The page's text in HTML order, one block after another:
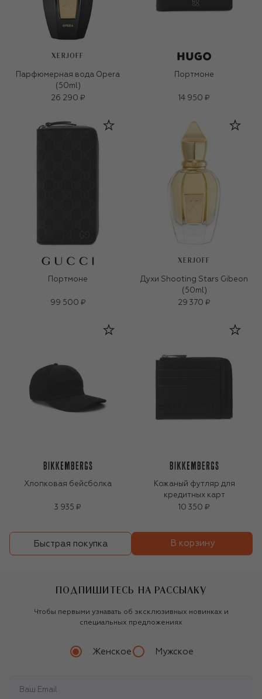
XERJOFF
Парфюмерная вода Opera
(50ml)
26 290 ₽
Портмоне
14 950 ₽
Портмоне
99 500 ₽
XERJOFF
Духи Shooting Stars Gibeon
(50ml)
29 370 ₽
Хлопковая бейсболка
3 935 ₽
Кожаный футляр для
кредитных карт
10 350 ₽
Быстрая покупка В корзину
ПОДПИШИТЕСЬ НА РАССЫЛКУ
Чтобы первыми узнавать об эксклюзивных новинках и
специальных предложениях
Женское Мужское